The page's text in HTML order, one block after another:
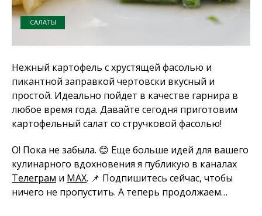
САЛАТЫ
Нежный картофель с хрустящей фасолью и
пикантной заправкой чертовски вкусный и
простой. Идеально пойдет в качестве гарнира в
любое время года. Давайте сегодня приготовим
картофельный салат со стручковой фасолью!
О! Пока не забыла. 😊 Еще больше идей для вашего
кулинарного вдохновения я публикую в каналах
Телеграм и MAX. 📌 Подпишитесь сейчас, чтобы
ничего не пропустить. А теперь продолжаем…